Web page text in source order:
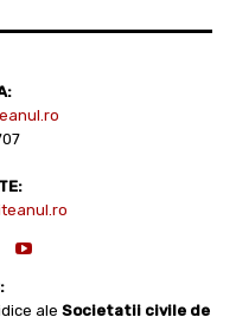
ale Societatii civile de